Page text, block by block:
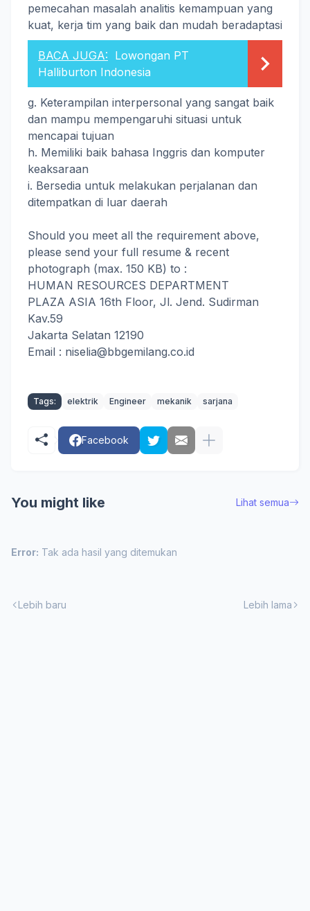
pemecahan masalah analitis kemampuan yang
kuat, kerja tim yang baik dan mudah beradaptasi
BACA JUGA: Lowongan PT
Halliburton Indonesia
g. Keterampilan interpersonal yang sangat baik
dan mampu mempengaruhi situasi untuk
mencapai tujuan
h. Memiliki baik bahasa Inggris dan komputer
keaksaraan
i. Bersedia untuk melakukan perjalanan dan
ditempatkan di luar daerah
Should you meet all the requirement above,
please send your full resume & recent
photograph (max. 150 KB) to :
HUMAN RESOURCES DEPARTMENT
PLAZA ASIA 16th Floor, Jl. Jend. Sudirman
Kav.59
Jakarta Selatan 12190
Email : niselia@bbgemilang.co.id
Tags: elektrik Engineer mekanik sarjana
Facebook
You might like Lihat semua
Error: Tak ada hasil yang ditemukan
Lebih baru Lebih lama